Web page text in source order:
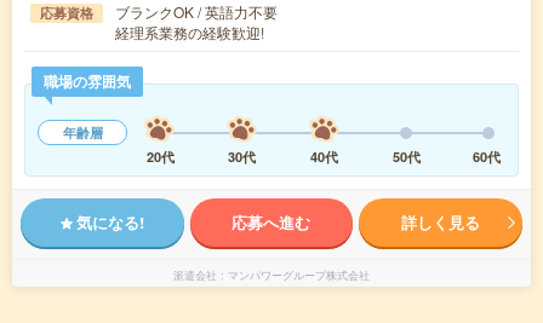
応募資格
ブランクOK / 英語力不要
経理系業務の経験歓迎!
職場の雰囲気
年齢層
20代
30代 40代 50代 60代
気になる! 応募へ進む 詳しく見る
派遣会社 マンパワーグループ株式会社